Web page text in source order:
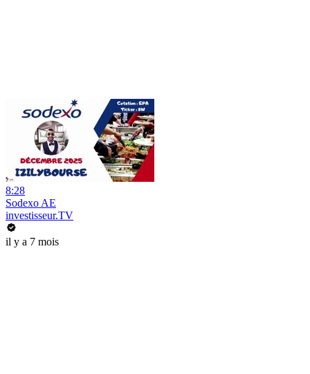
8:28
Sodexo AE
investisseur.TV
il y a 7 mois